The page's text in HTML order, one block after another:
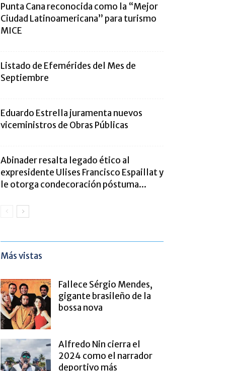
Punta Cana reconocida como la “Mejor
Ciudad Latinoamericana” para turismo
MICE
Listado de Efemérides del Mes de
Septiembre
Eduardo Estrella juramenta nuevos
viceministros de Obras Públicas
Abinader resalta legado ético al
expresidente Ulises Francisco Espaillat y
le otorga condecoración póstuma...
Más vistas
Fallece Sérgio Mendes,
gigante brasileño de la
bossa nova
Alfredo Nin cierra el
2024 como el narrador
deportivo más